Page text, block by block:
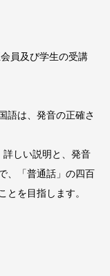
員及び学生の受講
語は、発音の正確さ
しい説明と、発音
、「普通話」の四百
を目指します。